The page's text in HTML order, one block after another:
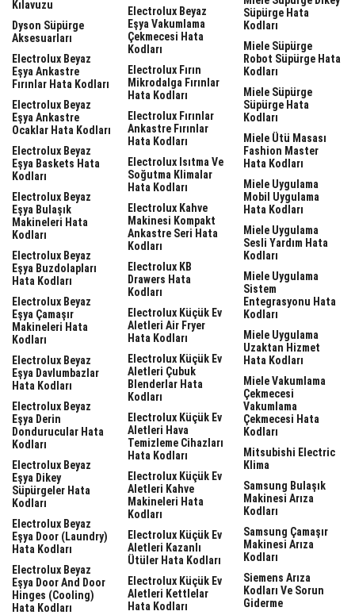
Kılavuzu
Dyson Süpürge
Aksesuarları
Electrolux Beyaz
Eşya Ankastre
Fırınlar Hata Kodları
Electrolux Beyaz
Eşya Ankastre
Ocaklar Hata Kodları
Electrolux Beyaz
Eşya Baskets Hata
Kodları
Electrolux Beyaz
Eşya Bulaşık
Makineleri Hata
Kodları
Electrolux Beyaz
Eşya Buzdolapları
Hata Kodları
Electrolux Beyaz
Eşya Çamaşır
Makineleri Hata
Kodları
Electrolux Beyaz
Eşya Davlumbazlar
Hata Kodları
Electrolux Beyaz
Eşya Derin
Dondurucular Hata
Kodları
Electrolux Beyaz
Eşya Dikey
Süpürgeler Hata
Kodları
Electrolux Beyaz
Eşya Door (laundry)
Hata Kodları
Electrolux Beyaz
Eşya Door And Door
Hinges (cooling)
Hata Kodları
Electrolux Beyaz
Eşya Vakumlama
Çekmecesi Hata
Kodları
Electrolux Fırın
Mikrodalga Fırınlar
Hata Kodları
Electrolux Fırınlar
Ankastre Fırınlar
Hata Kodları
Electrolux Isıtma Ve
Soğutma Klimalar
Hata Kodları
Electrolux Kahve
Makinesi Kompakt
Ankastre Seri Hata
Kodları
Electrolux KB
Drawers Hata
Kodları
Electrolux Küçük Ev
Aletleri Air Fryer
Hata Kodları
Electrolux Küçük Ev
Aletleri Çubuk
Blenderlar Hata
Kodları
Electrolux Küçük Ev
Aletleri Hava
Temizleme Cihazları
Hata Kodları
Electrolux Küçük Ev
Aletleri Kahve
Makineleri Hata
Kodları
Electrolux Küçük Ev
Aletleri Kazanlı
Ütüler Hata Kodları
Electrolux Küçük Ev
Aletleri Kettlelar
Hata Kodları
Süpürge Hata
Kodları
Miele Süpürge
Robot Süpürge Hata
Kodları
Miele Süpürge
Süpürge Hata
Kodları
Miele Ütü Masası
Fashion Master
Hata Kodları
Miele Uygulama
Mobil Uygulama
Hata Kodları
Miele Uygulama
Sesli Yardım Hata
Kodları
Miele Uygulama
Sistem
Entegrasyonu Hata
Kodları
Miele Uygulama
Uzaktan Hizmet
Hata Kodları
Miele Vakumlama
Çekmecesi
Vakumlama
Çekmecesi Hata
Kodları
Mitsubishi Electric
Klima
Samsung Bulaşık
Makinesi Arıza
Kodları
Samsung Çamaşır
Makinesi Arıza
Kodları
Siemens Arıza
Kodları Ve Sorun
Giderme